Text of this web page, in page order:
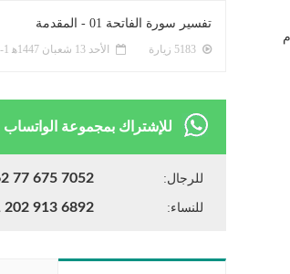
تفسير سورة الفاتحة 01 - المقدمة
الأحد 13 شعبان 1447ﻫ 1-2-2026م
للإشتراك بمجموعة الواتساب
للرجال: 77 675 7052
للنساء: 202 913 6892